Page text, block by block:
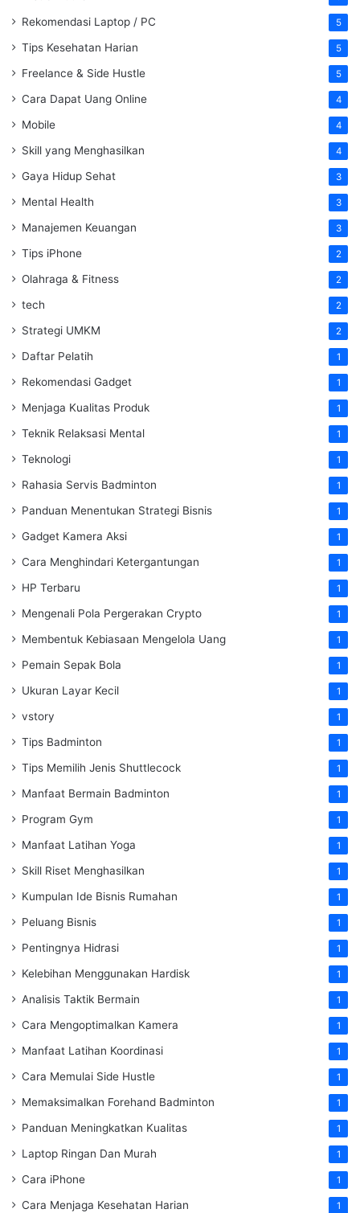
Rekomendasi Laptop / PC 5
Tips Kesehatan Harian 5
Freelance & Side Hustle 5
Cara Dapat Uang Online 4
Mobile 4
Skill yang Menghasilkan 4
Gaya Hidup Sehat 3
Mental Health 3
Manajemen Keuangan 3
Tips iPhone 2
Olahraga & Fitness 2
tech 2
Strategi UMKM 2
Daftar Pelatih 1
Rekomendasi Gadget 1
Menjaga Kualitas Produk 1
Teknik Relaksasi Mental 1
Teknologi 1
Rahasia Servis Badminton 1
Panduan Menentukan Strategi Bisnis 1
Gadget Kamera Aksi 1
Cara Menghindari Ketergantungan 1
HP Terbaru 1
Mengenali Pola Pergerakan Crypto 1
Membentuk Kebiasaan Mengelola Uang 1
Pemain Sepak Bola 1
Ukuran Layar Kecil 1
vstory 1
Tips Badminton 1
Tips Memilih Jenis Shuttlecock 1
Manfaat Bermain Badminton 1
Program Gym 1
Manfaat Latihan Yoga 1
Skill Riset Menghasilkan 1
Kumpulan Ide Bisnis Rumahan 1
Peluang Bisnis 1
Pentingnya Hidrasi 1
Kelebihan Menggunakan Hardisk 1
Analisis Taktik Bermain 1
Cara Mengoptimalkan Kamera 1
Manfaat Latihan Koordinasi 1
Cara Memulai Side Hustle 1
Memaksimalkan Forehand Badminton 1
Panduan Meningkatkan Kualitas 1
Laptop Ringan Dan Murah 1
Cara iPhone 1
Cara Menjaga Kesehatan Harian 1